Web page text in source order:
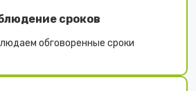
сроков
обговоренные сроки